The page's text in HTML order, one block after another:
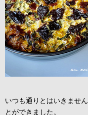
いつも通りとはいきませ
とができました。